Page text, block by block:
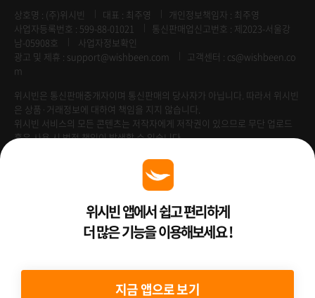
상호명 : (주)위시빈 대표 : 최주영
개인정보책임자 : 최주영
사업자등록번호 : 599-88-01021
통신판매업신고번호 : 제2023-서울강
남-05908호
사업자정보확인
광고 및 제휴 : support@wishbeen.com
고객센터 : cs@wishbeen.co
m
위시빈은 통신판매중개자이며 통신판매의 당사자가 아닙니다. 따라서 위시빈
은 상품·거래정보에 대하여 책임을 지지 않습니다.
위시빈 서비스의 모든 콘텐츠는 저작자에게 저작권이 있으므로 무단 업로드
혹은 사용 시 법적 책임이 발생할 수 있습니다.
Venture Enterprise위시빈 앱에서 쉽고 편리하게
더 많은 기능을 이용해보세요 !
지금 앱으로 보기